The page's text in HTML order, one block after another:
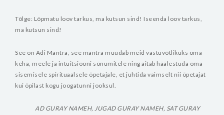
Tõlge: Lõpmatu loov tarkus, ma kutsun sind! Iseenda loov tarkus,
ma kutsun sind!
See on Adi Mantra, see mantra muudab meid vastuvõtlikuks oma
keha, meele ja intuitsiooni sõnumitele ning aitab häälestuda oma
sisemisele spirituaalsele õpetajale, et juhtida vaimselt nii õpetajat
kui õpilast kogu joogatunni jooksul.
AD GURAY NAMEH, JUGAD GURAY NAMEH, SAT GURAY